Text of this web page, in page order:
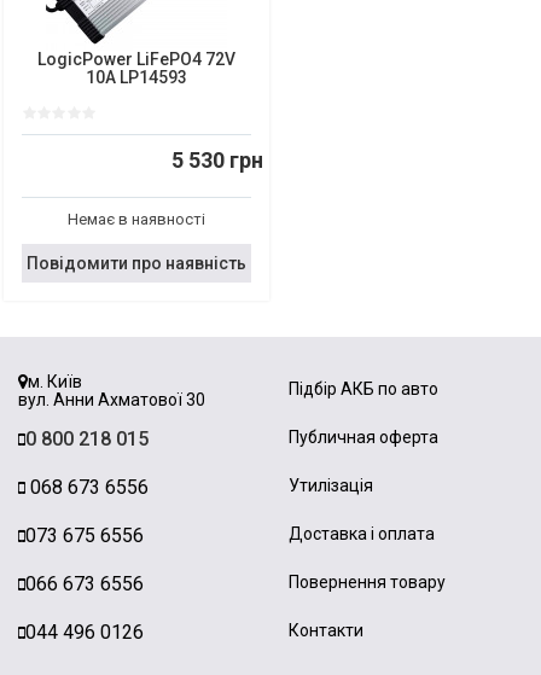
LogicPower LiFePO4 72V
10A LP14593
5 530 грн
Немає в наявності
Повідомити про наявність
м. Київ
вул. Анни Ахматової 30
0 800 218 015
068 673 6556
073 675 6556
066 673 6556
044 496 0126
Підбір АКБ по авто
Публичная оферта
Утилізація
Доставка і оплата
Повернення товару
Контакти